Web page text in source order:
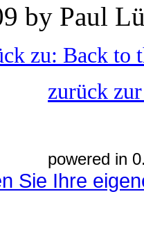
by Paul
zu: Back to
zurück
powered in
Sie Ihre